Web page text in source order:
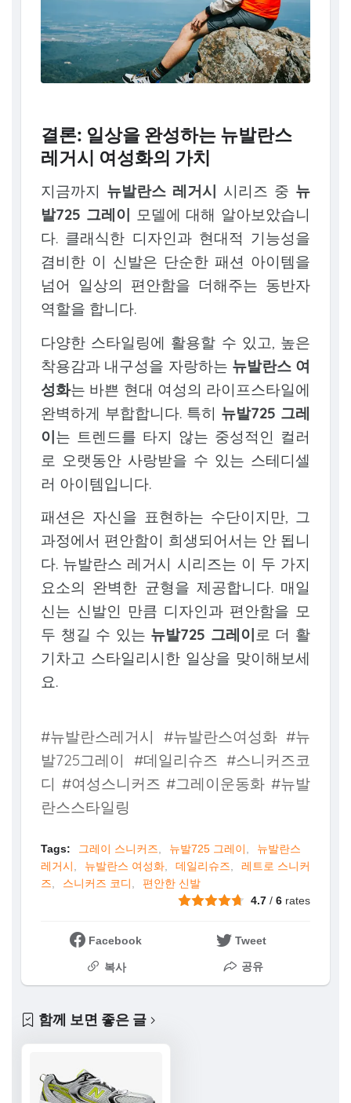
결론: 일상을 완성하는 뉴발란스
레거시 여성화의 가치
지금까지 뉴발란스 레거시 시리즈 중 뉴
발725 그레이 모델에 대해 알아보았습니
다. 클래식한 디자인과 현대적 기능성을
겸비한 이 신발은 단순한 패션 아이템을
넘어 일상의 편안함을 더해주는 동반자
역할을 합니다.
다양한 스타일링에 활용할 수 있고, 높은
착용감과 내구성을 자랑하는 뉴발란스 여
성화는 바쁜 현대 여성의 라이프스타일에
완벽하게 부합합니다. 특히 뉴발725 그레
이는 트렌드를 타지 않는 중성적인 컬러
로 오랫동안 사랑받을 수 있는 스테디셀
러 아이템입니다.
패션은 자신을 표현하는 수단이지만, 그
과정에서 편안함이 희생되어서는 안 됩니
다. 뉴발란스 레거시 시리즈는 이 두 가지
요소의 완벽한 균형을 제공합니다. 매일
신는 신발인 만큼 디자인과 편안함을 모
두 챙길 수 있는 뉴발725 그레이로 더 활
기차고 스타일리시한 일상을 맞이해보세
요.
#뉴발란스레거시 #뉴발란스여성화 #뉴
발725그레이 #데일리슈즈 #스니커즈코
디 #여성스니커즈 #그레이운동화 #뉴발
란스스타일링
Tags: 그레이 스니커즈 뉴발725 그레이
뉴발란스
레거시
뉴발란스 여성화 데일리슈즈
레트로 스니커
즈
스니커즈 코디
편안한 신발
4.7 /6 rates
Facebook Tweet
복사 공유
함께 보면 좋은 글